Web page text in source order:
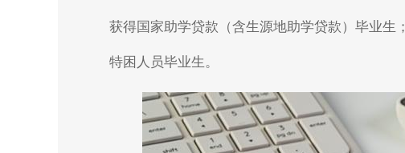
获得国家助学贷款（含生源地助学贷款）毕业生；
特困人员毕业生。